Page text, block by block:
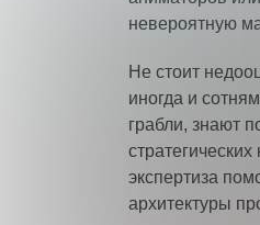
невероятную
Не стоит
иногда и
грабли, знают
экспертиза
архитектуры